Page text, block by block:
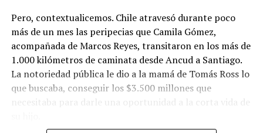
Pero, contextualicemos. Chile atravesó durante poco
más de un mes las peripecias que Camila Gómez,
acompañada de Marcos Reyes, transitaron en los más de
1.000 kilómetros de caminata desde Ancud a Santiago.
La notoriedad pública le dio a la mamá de Tomás Ross lo
que buscaba, conseguir los $3.500 millones que
necesitaba para darle una oportunidad a la corta vida de